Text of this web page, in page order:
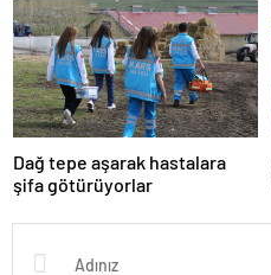
Dağ tepe aşarak hastalara
şifa götürüyorlar